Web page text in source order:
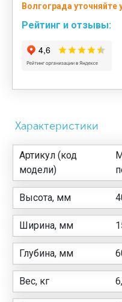
Волгограда уточняйте
Рейтинг и отзывы:
Характеристики
Артикул (код
модели)
Высота, мм
Ширина, мм
Глубина, мм
Вес, кг